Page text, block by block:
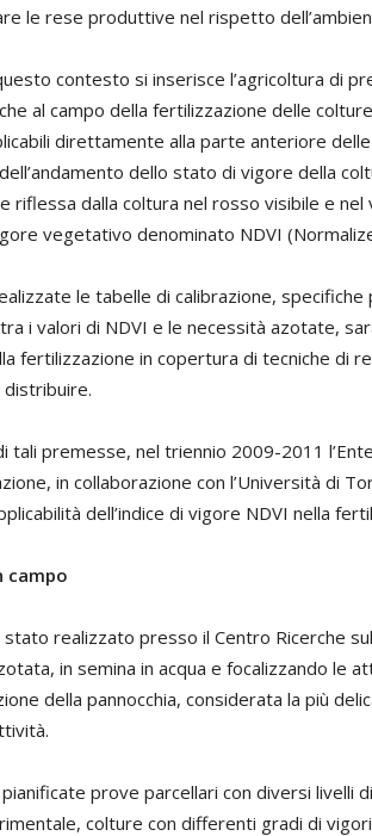
le rese produttive nel rispetto
contesto si inserisce l’agricoltura di
al campo della fertilizzazione delle
direttamente alla parte anteriore
dello stato di vigore della
riflessa dalla coltura nel rosso visibile e
vegetativo denominato NDVI
le tabelle di calibrazione,
i valori di NDVI e le necessità azotate,
fertilizzazione in copertura di tecniche di
distribuire.
tali premesse, nel triennio 2009-2011
in collaborazione con l’Università di
dell’indice di vigore NDVI nella
campo
realizzato presso il Centro Ricerche
in semina in acqua e focalizzando le
della pannocchia, considerata la più
prove parcellari con diversi livelli
colture con differenti gradi di